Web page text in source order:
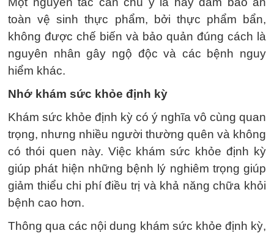
toàn vệ sinh thực phẩm, bởi thực phẩm bẩn,
không được chế biến và bảo quản đúng cách là
nguyên nhân gây ngộ độc và các bệnh nguy
hiểm khác.
Nhớ khám sức khỏe định kỳ
Khám sức khỏe định kỳ có ý nghĩa vô cùng quan
trọng, nhưng nhiều người thường quên và không
có thói quen này. Việc khám sức khỏe định kỳ
giúp phát hiện những bệnh lý nghiêm trọng giúp
giảm thiểu chi phí điều trị và khả năng chữa khỏi
bệnh cao hơn.
Thông qua các nội dung khám sức khỏe định kỳ,